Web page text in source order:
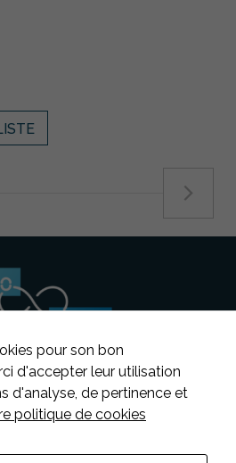
INFOSENS
pour son bon
d'accepter leur utilisation
d'analyse, de pertinence et
politique de cookies